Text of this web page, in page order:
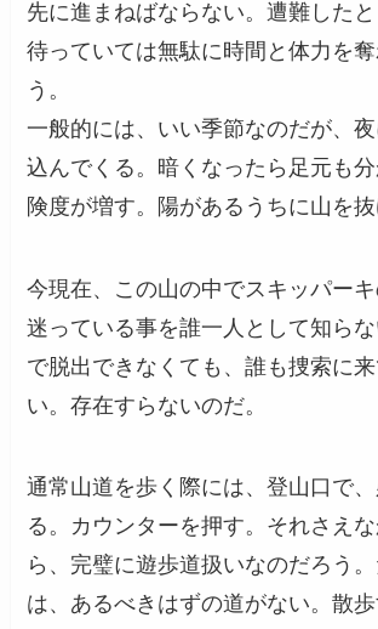
先に進まねばならない。遭難した
待っていては無駄に時間と体力を
う。
一般的には、いい季節なのだが、夜
込んでくる。暗くなったら足元も
険度が増す。陽があるうちに山を抜
今現在、この山の中でスキッパー
迷っている事を誰一人として知ら
で脱出できなくても、誰も捜索に
い。存在すらないのだ。
通常山道を歩く際には、登山口で
る。カウンターを押す。それさえ
ら、完璧に遊歩道扱いなのだろう
は、あるべきはずの道がない。散